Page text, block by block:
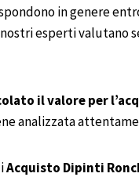
in genere
esperti valutano
il valore per
analizzata
Acquisto Dipinti